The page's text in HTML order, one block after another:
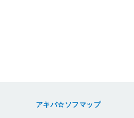
アキバ☆ソフマップ